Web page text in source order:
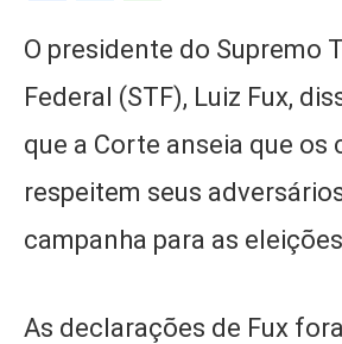
O presidente do Supremo
Federal (STF), Luiz Fux,
que a Corte anseia que os
respeitem seus
campanha para as
As declarações de Fux